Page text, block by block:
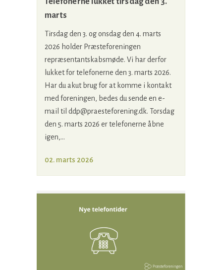
marts
Tirsdag den 3. og onsdag den 4. marts
2026 holder Præsteforeningen
repræsentantskabsmøde. Vi har derfor
lukket for telefonerne den 3. marts 2026.
Har du akut brug for at komme i kontakt
med foreningen, bedes du sende en e-
mail til ddp@praesteforening.dk. Torsdag
den 5. marts 2026 er telefonerne åbne
igen,...
02. marts 2026